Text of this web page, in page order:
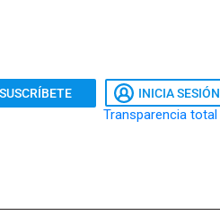
SUSCRÍBETE INICIA SESIÓN
Transparencia total